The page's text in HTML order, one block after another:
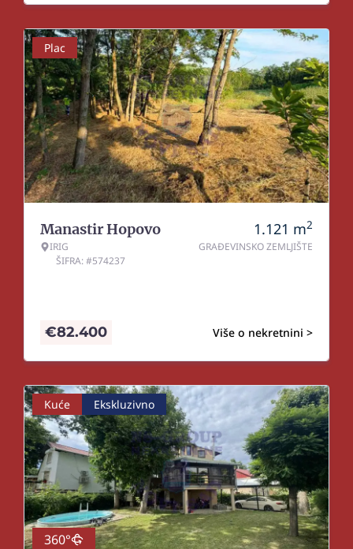
Plac
Manastir Hopovo
IRIG
ŠIFRA: #574237
1.121 m2
GRAĐEVINSKO ZEMLJIŠTE
Više o nekretnini >
€82.400
Kuće Ekskluzivno
360°